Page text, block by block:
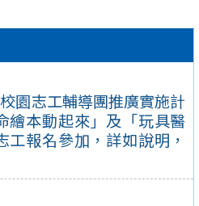
園志工輔導團推廣實施計
繪本動起來」及「玩具醫
報名參加，詳如說明，